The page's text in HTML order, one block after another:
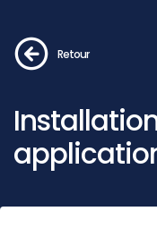
Retour
Installation